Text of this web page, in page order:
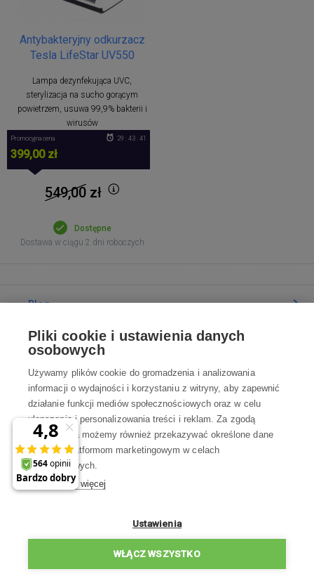
Antybakteryjny odkurzacz
Tesla LifeStar UV550
Lampa dezynfekująca UVC,
sterylizacja na sucho gorącym
powietrzem, usuwa 99,9% bakterii i
wirusów
Promocyjna cena
399,00 zł
29 : 43 : 41
549,00zł
Dostępne
Dostawa w ciągu 2 dni roboczych
Blog
Poradnia
Wszystko o zakupach
Kontakt
Skontaktuj się z Nami
Pon-Pt 8:00—17:00
WSZYSTKIE KONTAKTY
Pliki cookie i ustawienia danych
osobowych
Używamy plików cookie do gromadzenia i analizowania
informacji o wydajności i korzystaniu z witryny, aby zapewnić
działanie funkcji mediów społecznościowych oraz w celu
ulepszania i personalizowania treści i reklam. Za zgodą
użytkownika możemy również przekazywać określone dane
osobowe platformom marketingowym w celach
marketingowych.
Dowiedz się więcej
Ustawienia
WŁĄCZ WSZYSTKO